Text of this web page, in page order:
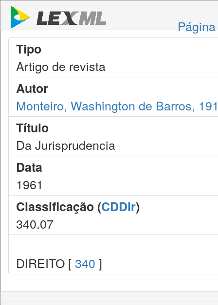
Tipo
Artigo de revista
Autor
Monteiro, Washington de Barros,
Título
Da Jurisprudencia
Data
1961
Classificação (CDDir)
340.07
DIREITO [ 340 ]